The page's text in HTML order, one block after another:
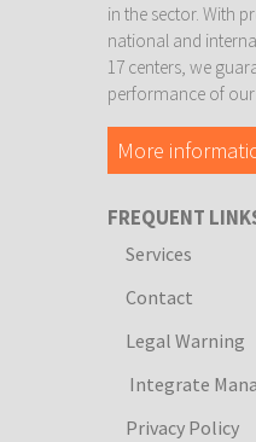
in the sector. With
national and
17 centers, we
performance of our
More
FREQUENT
Services
Contact
Legal Warning
Integrate
Privacy Policy